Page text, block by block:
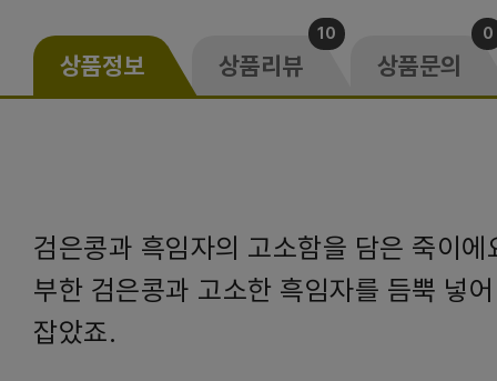
상품정보 상품리뷰
10
상품문의
0
검은콩과 흑임자의 고소함을 담은 죽이
부한 검은콩과 고소한 흑임자를 듬뿍 넣
잡았죠.